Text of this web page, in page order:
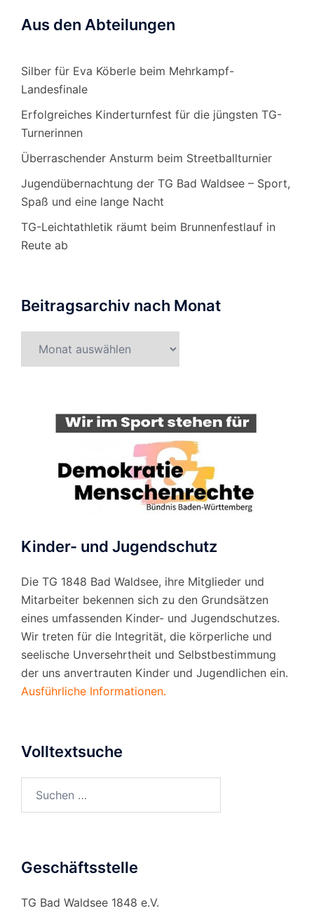
Aus den Abteilungen
Silber für Eva Köberle beim Mehrkampf-
Landesfinale
Erfolgreiches Kinderturnfest für die jüngsten TG-
Turnerinnen
Überraschender Ansturm beim Streetballturnier
Jugendübernachtung der TG Bad Waldsee – Sport,
Spaß und eine lange Nacht
TG-Leichtathletik räumt beim Brunnenfestlauf in
Reute ab
Beitragsarchiv nach Monat
Kinder- und Jugendschutz
Die TG 1848 Bad Waldsee, ihre Mitglieder und
Mitarbeiter bekennen sich zu den Grundsätzen
eines umfassenden Kinder- und Jugendschutzes.
Wir treten für die Integrität, die körperliche und
seelische Unversehrtheit und Selbstbestimmung
der uns anvertrauten Kinder und Jugendlichen ein.
Ausführliche Informationen.
Volltextsuche
Geschäftsstelle
TG Bad Waldsee 1848 e.V.